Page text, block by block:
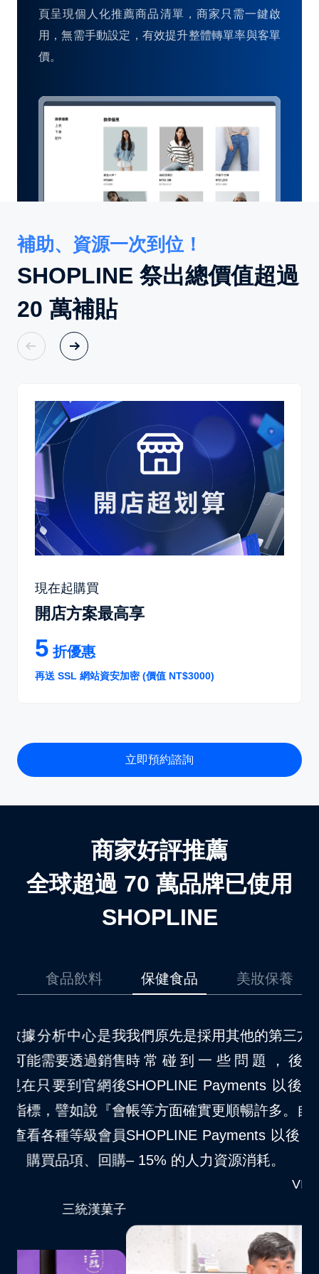
頁呈現個人化推薦商品清單，商家只需一鍵啟
用，無需手動設定，有效提升整體轉單率與客單
價。
補助、資源一次到位！
SHOPLINE 祭出總價值超過
20 萬補貼
現在起購買
開店方案最高享
5 折優惠
再送 SSL 網站資安加密 (價值 NT$3000)
立即預約諮詢
商家好評推薦
全球超過 70 萬品牌已使用
SHOPLINE
食品飲料 保健食品 美妝保養
我們原先是採用其他的第三方金流，在使用上
時常碰到一些問題，後來因為開通了
SHOPLINE Payments 以後，對於消費者結
帳等方面確實更順暢許多。自從我們品牌導入
SHOPLINE Payments 以後，大約節省了 10
– 15% 的人力資源消耗。
VITABOX® 維他盒子